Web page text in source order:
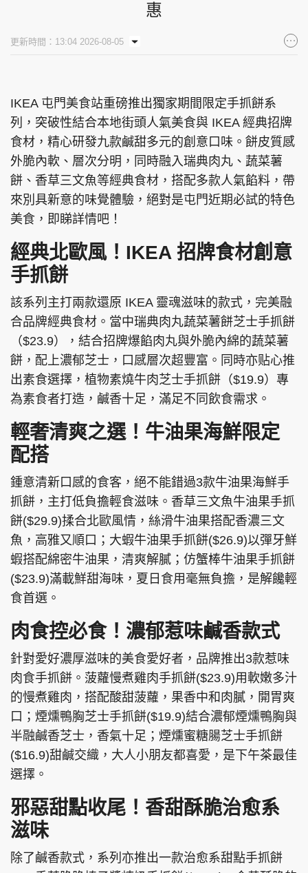
惠
更新時間：13:04 2026-08-05
IKEA 屯門美食站重磅推出獨家期間限定手抓餅系
列，突破性結合本地街頭人氣美食與 IKEA 經典招牌
食材，精心研發九款鹹甜多元的創意口味。餅皮質感
外脆內軟、層次分明，同時融入瑞典肉丸、蔬菜薯
餅、香草三文魚等經典食材，搭配多款人氣餡料，帶
來別具新意的味覺體驗，絕對是屯門近期必試的特色
美食，即睇詳情吧！
經典北歐風！IKEA 招牌食材創意
手抓餅
該系列主打兩款還原 IKEA 靈魂滋味的款式，完美融
合品牌經典食材。當中瑞典肉丸蔬菜薯餅芝士手抓餅
（$23.9），結合招牌爆餡肉丸與外脆內綿的蔬菜薯
餅，配上濃郁芝士，口感層次超豐富。同時亦贴心推
出素食選擇，植物素燒牛肉芝士手抓餅（$19.9）專
為素食者打造，鹹香十足，滿足不同飲食需求。
輕奢清爽之選！牛油果海鮮限定
配搭
鍾意清新口感的食客，絕不能錯過3款牛油果海鮮手
抓餅，主打低負擔輕食滋味。香草三文魚牛油果手抓
餅($29.9)揉合北歐風情，絲滑牛油果搭配香濃三文
魚，高雅又順口；大蝦牛油果手抓餅($26.9)以彈牙鮮
蝦搭配綿密牛油果，清爽解膩；仿蟹棒牛油果手抓餅
($23.9)滿載鮮甜海味，夏日食用毫無負擔，是解饞輕
食首選。
肉食控必食！濃郁惹味鹹香款式
針對愛好濃厚滋味的美食愛好者，品牌推出3款惹味
肉食手抓餅。菠蘿慢煮雞肉手抓餅($23.9)用軟嫩多汁
的慢煮雞肉，搭配酸甜菠蘿，果香中和肉膩，開胃爽
口；煙燻鴨胸芝士手抓餅($19.9)結合濃郁煙燻鴨胸與
半融鹹香芝士，香氣十足；煙燻蜜糖腸芝士手抓餅
($16.9)甜鹹交織，大人小朋友都喜愛，是下午茶最佳
選擇。
邪惡甜點收尾！香甜酥脆治愈系
滋味
除了鹹香款式，系列亦推出一款治愈系甜點手抓餅